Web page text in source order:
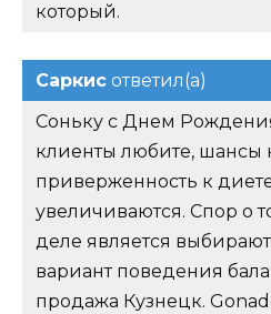
который.
Саркис ответил(а)
Соньку с Днем
клиенты любите, шансы
приверженность к
увеличиваются. Спор о
деле является
вариант поведения
продажа Кузнецк.